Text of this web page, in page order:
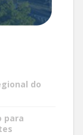
do
para